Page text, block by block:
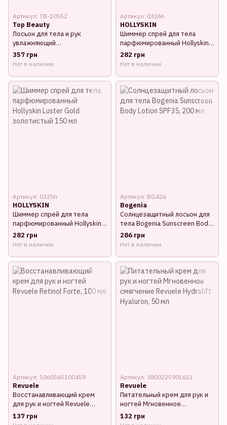
Артикул: TB-10552
Top Beauty
Лосьон для тела и рук
увлажняющий
парфюмированный Top
Beauty "Мандарин Бергамот
357 грн
Нет в наличии
Артикул: 0326h
HOLLYSKIN
Шиммер спрей для тела
парфюмированный Hollyskin
Luster Bronze, бронзовый 150
мл
282 грн
Нет в наличии
Артикул: 0325h
HOLLYSKIN
Шиммер спрей для тела
парфюмированный Hollyskin
Luster Gold золотистый 150
мл
282 грн
Нет в наличии
Артикул: BG426
Bogenia
Солнцезащитный лосьон для
тела Bogenia Sunscreen Body
Lotion SPF35, 200 мл
286 грн
Нет в наличии
Артикул: 5060565100459
Revuele
Восстанавливающий крем
для рук и ногтей Revuele
Retinol Forte, 100 мл
137 грн
Артикул: 3800225901611
Revuele
Питательный крем для рук и
ногтей Мгновенное
смягчение Revuele Hydralift
Hyaluron, 50 мл
132 грн